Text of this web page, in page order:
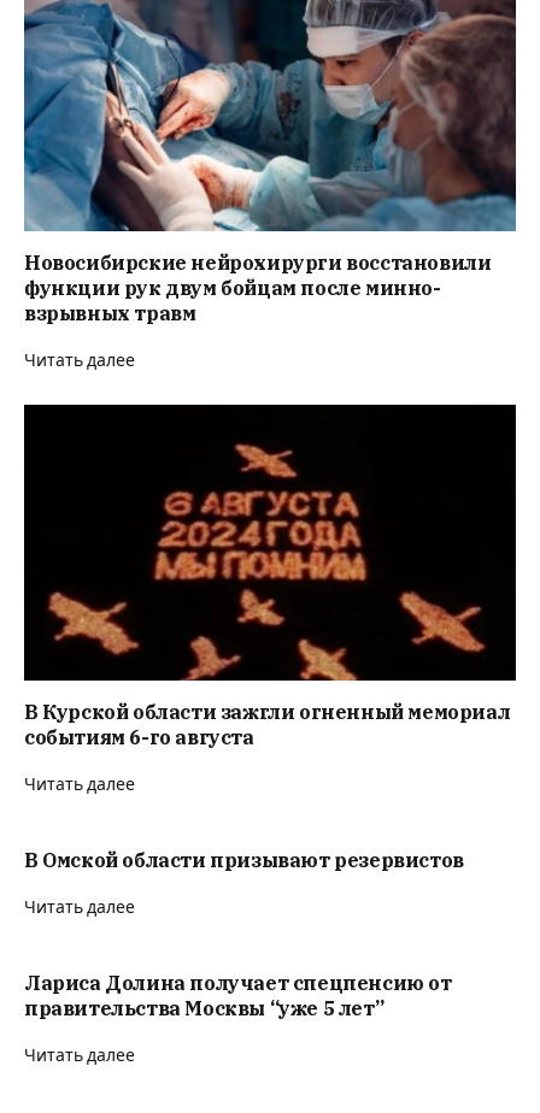
Новосибирские нейрохирурги восстановили
функции рук двум бойцам после минно-
взрывных травм
Читать далее
В Курской области зажгли огненный мемориал
событиям 6-го августа
Читать далее
В Омской области призывают резервистов
Читать далее
Лариса Долина получает спецпенсию от
правительства Москвы “уже 5 лет”
Читать далее